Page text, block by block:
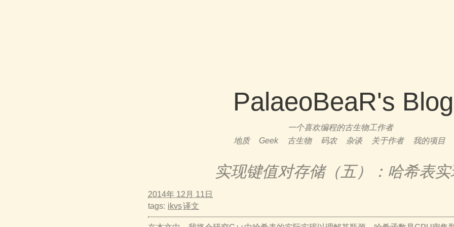
PalaeoBeaR's Blog
一个喜欢编程的古生物工作者
地质
Geek 古生物 码农 杂谈 关于作者 我的项目
实现键值对存储（五）：哈希表实
2014年 12月 11日
tags: ikvs译文